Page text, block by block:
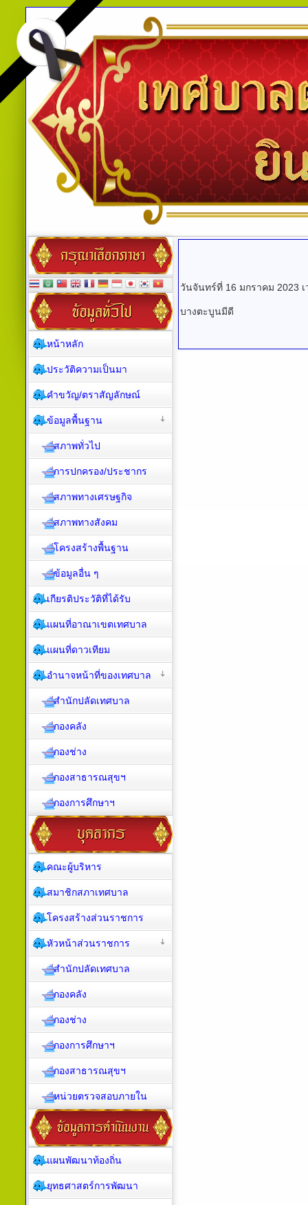
วันจันทร์ที่ 16 มกราคม 2023
บางตะบูนมีดี
หน้าหลัก
ประวัติความเป็นมา
คำขวัญ/ตราสัญลักษณ์
ข้อมูลพื้นฐาน
สภาพทั่วไป
การปกครอง/ประชากร
สภาพทางเศรษฐกิจ
สภาพทางสังคม
โครงสร้างพื้นฐาน
ข้อมูลอื่น ๆ
เกียรติประวัติที่ได้รับ
แผนที่อาณาเขตเทศบาล
แผนที่ดาวเทียม
อำนาจหน้าที่ของเทศบาล
สำนักปลัดเทศบาล
กองคลัง
กองช่าง
กองสาธารณสุขฯ
กองการศึกษาฯ
คณะผู้บริหาร
สมาชิกสภาเทศบาล
โครงสร้างส่วนราชการ
หัวหน้าส่วนราชการ
สำนักปลัดเทศบาล
กองคลัง
กองช่าง
กองการศึกษาฯ
กองสาธารณสุขฯ
หน่วยตรวจสอบภายใน
แผนพัฒนาท้องถิ่น
ยุทธศาสตร์การพัฒนา